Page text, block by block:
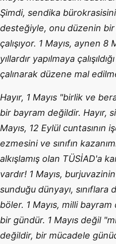
Şimdi, sendika
desteğiyle, onu düzenin
çalışıyor. 1 Mayıs, aynen
yıllardır yapılmaya
çalınarak düzene mal
Hayır, 1 Mayıs "birlik ve
bir bayram değildir. Hayır,
Mayıs, 12 Eylül cuntasının
ezmesini ve sınıfın
alkışlamış olan TÜSİAD'a
vardır! 1 Mayıs,
sunduğu dünyayı, sınıflara
böler. 1 Mayıs, milli
bir gündür. 1 Mayıs değil
değildir, bir mücadele